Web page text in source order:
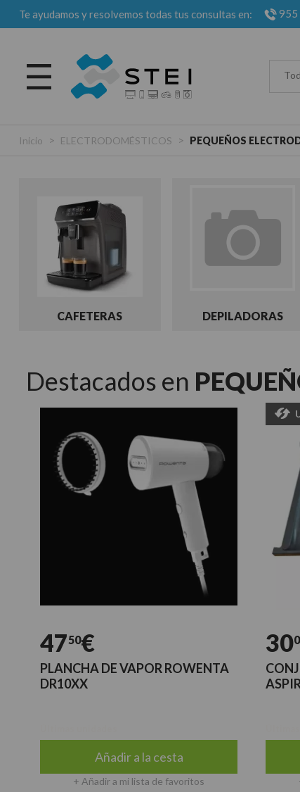
Te ayudamos y resolvemos todas tus consultas en: 955
Inicio > ELECTRODOMÉSTICOS > PEQUEÑOS
CAFETERAS DEPILADORAS
Destacados en
4750€
PLANCHA DE VAPOR ROWENTA
DR10XX
Añadir a la cesta
+ Añadir a mi lista de favoritos
30